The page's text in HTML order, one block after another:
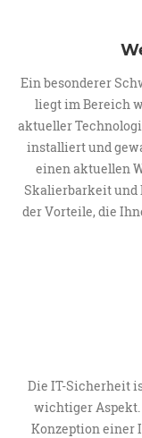
Ein besonderer
liegt im Bereich
aktueller
installiert und
einen aktuellen
Skalierbarkeit und
der Vorteile, die
Die IT-Sicherheit
wichtiger
Konzeption einer